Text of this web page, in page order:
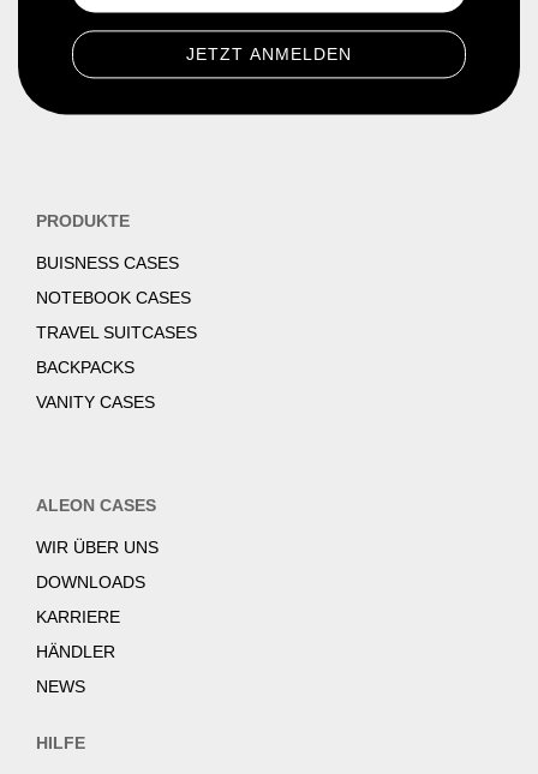
PRODUKTE
BUISNESS CASES
NOTEBOOK CASES
TRAVEL SUITCASES
BACKPACKS
VANITY CASES
ALEON CASES
WIR ÜBER UNS
DOWNLOADS
KARRIERE
HÄNDLER
NEWS
HILFE